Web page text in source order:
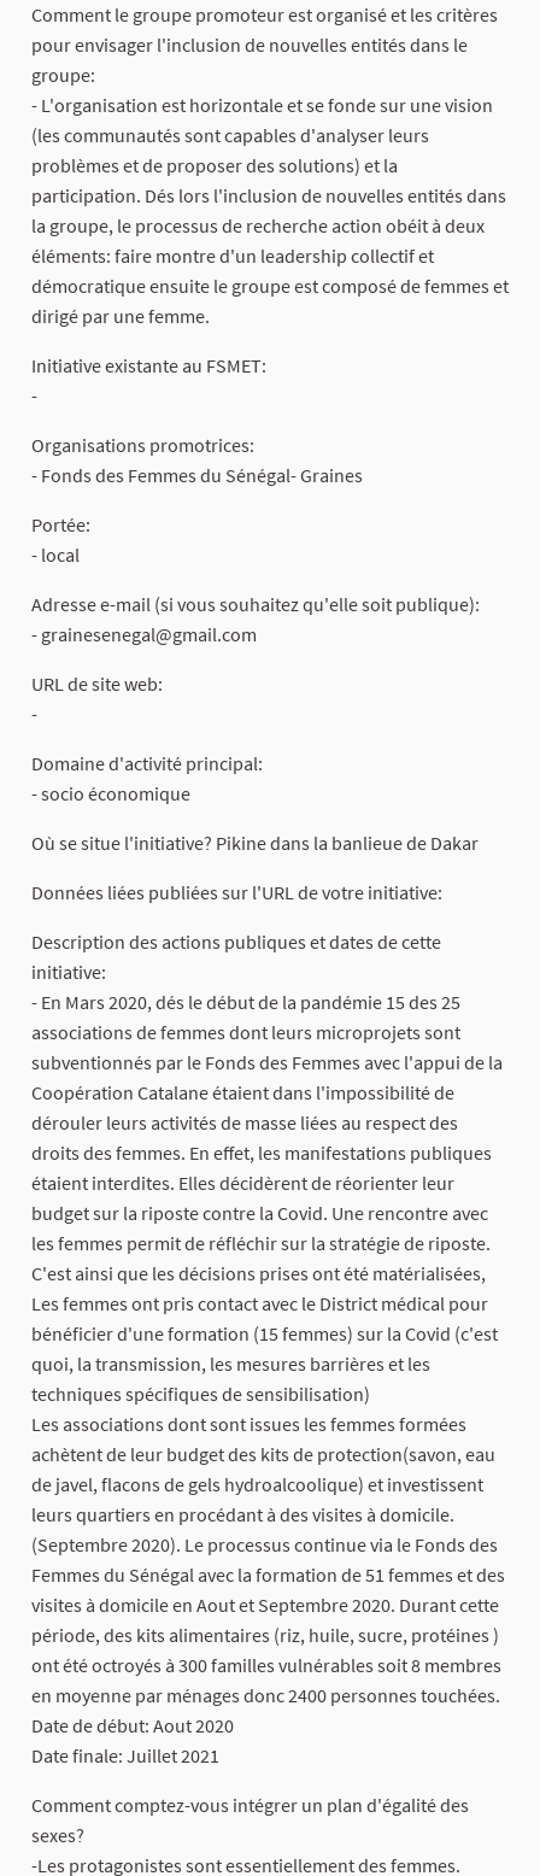
Comment le groupe promoteur est organisé et les critères
pour envisager l'inclusion de nouvelles entités dans le
groupe:
- L'organisation est horizontale et se fonde sur une vision
(les communautés sont capables d'analyser leurs
problèmes et de proposer des solutions) et la
participation. Dés lors l'inclusion de nouvelles entités dans
la groupe, le processus de recherche action obéit à deux
éléments: faire montre d'un leadership collectif et
démocratique ensuite le groupe est composé de femmes et
dirigé par une femme.
Initiative existante au FSMET:
-
Organisations promotrices:
- Fonds des Femmes du Sénégal- Graines
Portée:
- local
Adresse e-mail (si vous souhaitez qu'elle soit publique):
- grainesenegal@gmail.com
URL de site web:
-
Domaine d'activité principal:
- socio économique
Où se situe l'initiative? Pikine dans la banlieue de Dakar
Données liées publiées sur l'URL de votre initiative:
Description des actions publiques et dates de cette
initiative:
- En Mars 2020, dés le début de la pandémie 15 des 25
associations de femmes dont leurs microprojets sont
subventionnés par le Fonds des Femmes avec l'appui de la
Coopération Catalane étaient dans l'impossibilité de
dérouler leurs activités de masse liées au respect des
droits des femmes. En effet, les manifestations publiques
étaient interdites. Elles décidèrent de réorienter leur
budget sur la riposte contre la Covid. Une rencontre avec
les femmes permit de réfléchir sur la stratégie de riposte.
C'est ainsi que les décisions prises ont été matérialisées,
Les femmes ont pris contact avec le District médical pour
bénéficier d'une formation (15 femmes) sur la Covid (c'est
quoi, la transmission, les mesures barrières et les
techniques spécifiques de sensibilisation)
Les associations dont sont issues les femmes formées
achètent de leur budget des kits de protection(savon, eau
de javel, flacons de gels hydroalcoolique) et investissent
leurs quartiers en procédant à des visites à domicile.
(Septembre 2020). Le processus continue via le Fonds des
Femmes du Sénégal avec la formation de 51 femmes et des
visites à domicile en Aout et Septembre 2020. Durant cette
période, des kits alimentaires (riz, huile, sucre, protéines )
ont été octroyés à 300 familles vulnérables soit 8 membres
en moyenne par ménages donc 2400 personnes touchées.
Date de début: Aout 2020
Date finale: Juillet 2021
Comment comptez-vous intégrer un plan d'égalité des
sexes?
-Les protagonistes sont essentiellement des femmes.